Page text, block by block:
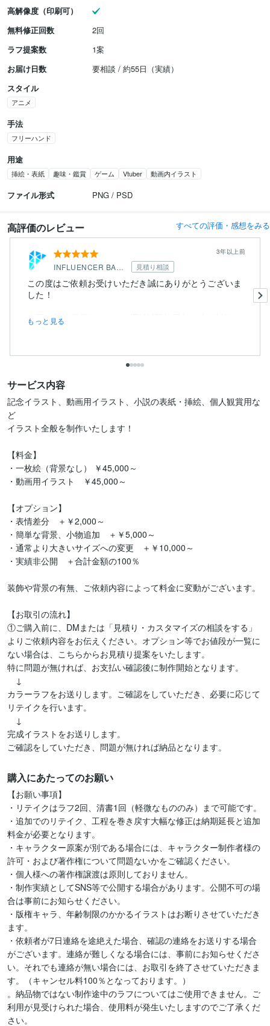
高解像度（印刷可）
無料修正回数
2回
ラフ提案数
1案
お届け日数
要相談 / 約55日（実績）
スタイル
アニメ
手法
フリーハンド
用途
挿絵・表紙 趣味・鑑賞 ゲーム Vtuber 動画内イラスト
ファイル形式 PNG / PSD
高評価のレビュー すべての評価・感想をみる
INFLUENCER BANK 見積り相談
3年以上前
この度はご依頼お受けいただき誠にありがとうございま
した！
今回は弊社所属ライバーのIRIAM配信用立ち絵の制作を
してい...
もっと見る
サービス内容
記念イラスト、動画用イラスト、小説の表紙・挿絵、個人観賞用な
ど
イラスト全般を制作いたします！
【料金】
・一枚絵（背景なし） ￥45,000～
・動画用イラスト　￥45,000～
【オプション】
・表情差分　＋￥2,000～
・簡単な背景、小物追加　＋￥5,000～
・通常より大きいサイズへの変更　＋￥10,000～
・実績非公開　＋合計金額の100％
装飾や背景の有無、ご依頼内容によって料金に変動がございます。
【お取引の流れ】
①ご購入前に、DMまたは「見積り・カスタマイズの相談をする」
よりご依頼内容をお伝えください。オプション等でお値段が一覧に
ない場合は、こちらからお見積り提案をいたします。
特に問題が無ければ、お支払い確認後に制作開始となります。
↓
カラーラフをお送りします。ご確認をしていただき、必要に応じて
リテイクを行います。
↓
完成イラストをお送りします。
ご確認をしていただき、問題が無ければ納品となります。
購入にあたってのお願い
【お願い事項】
・リテイクはラフ2回、清書1回（軽微なもののみ）まで可能です。
・追加でのリテイク、工程を巻き戻す大幅な修正は納期延長と追加
料金が必要となります。
・キャラクター原案が別である場合には、キャラクター制作者様の
許可・および著作権について問題ないかをご確認ください。
・個人様への著作権譲渡は原則しておりません。
・制作実績としてSNS等で公開する場合があります。公開不可の場
合は事前にお知らせください。
・版権キャラ、年齢制限のかかるイラストはお断りさせていただき
ます。
・依頼者が7日連絡を途絶えた場合、確認の連絡をお送りする場合
がございます。連絡が難しくなる場合には、事前にお知らせくださ
い。それでも連絡が無い場合には、お取引を終了させていただきま
す。（キャンセル料100％となっております。）
。納品物ではない制作途中のラフについてはご使用できません。ご
利用が見受けられた場合、使用料が発生いたしますのでご了承くだ
さい。